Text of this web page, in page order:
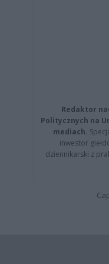
Redaktor
Politycznych na
mediach.
inwestor
dziennikarski z